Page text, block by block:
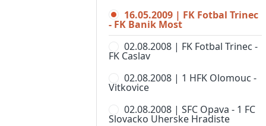
Turkiye
İngiltere
Almanya Amatör
Fransa
CFL
Divize A
Divize C
Divize D
FNL 25/26
FNL 24/25
FNL 23/24
FNL 22/23
FNL 21/22
16.05.2009 | FK Fotbal Trinec
- FK Banik Most
02.08.2008 | FK Fotbal Trinec -
FK Caslav
02.08.2008 | 1 HFK Olomouc -
Vitkovice
02.08.2008 | SFC Opava - 1 FC
Slovacko Uherske Hradiste